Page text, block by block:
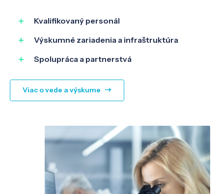
EN
Kvalifikovaný personál
Výskumné zariadenia a infraštruktúra
Spolupráca a partnerstvá
Viac o vede a výskume